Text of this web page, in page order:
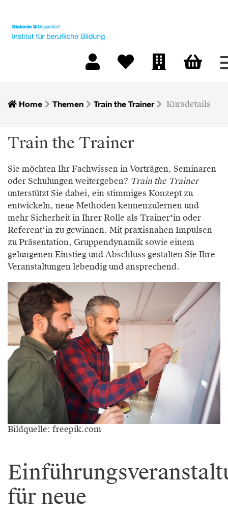
Home Themen Train the Trainer Kursdetails
Train the Trainer
Sie möchten Ihr Fachwissen in Vorträgen, Seminaren
oder Schulungen weitergeben? Train the Trainer
unterstützt Sie dabei, ein stimmiges Konzept zu
entwickeln, neue Methoden kennenzulernen und
mehr Sicherheit in Ihrer Rolle als Trainer*in oder
Referent*in zu gewinnen. Mit praxisnahen Impulsen
zu Präsentation, Gruppendynamik sowie einem
gelungenen Einstieg und Abschluss gestalten Sie Ihre
Veranstaltungen lebendig und ansprechend.
Bildquelle: freepik.com
für neue